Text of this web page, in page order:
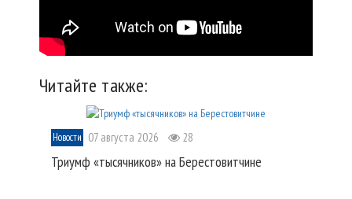
Читайте также:
Новости 07 августа 2026 28
Триумф «тысячников» на Берестовитчине